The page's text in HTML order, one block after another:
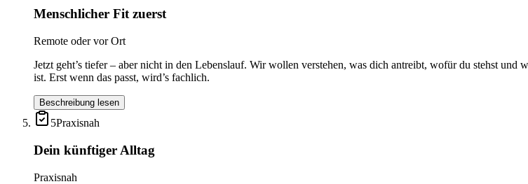
Menschlicher Fit zuerst
Remote oder vor Ort
Jetzt geht’s tiefer – aber nicht in den Lebenslauf. Wir wollen verstehen, was dich antreibt, wofür du stehst
ist. Erst wenn das passt, wird’s fachlich.
Beschreibung lesen
5Praxisnah
Dein künftiger Alltag
Praxisnah